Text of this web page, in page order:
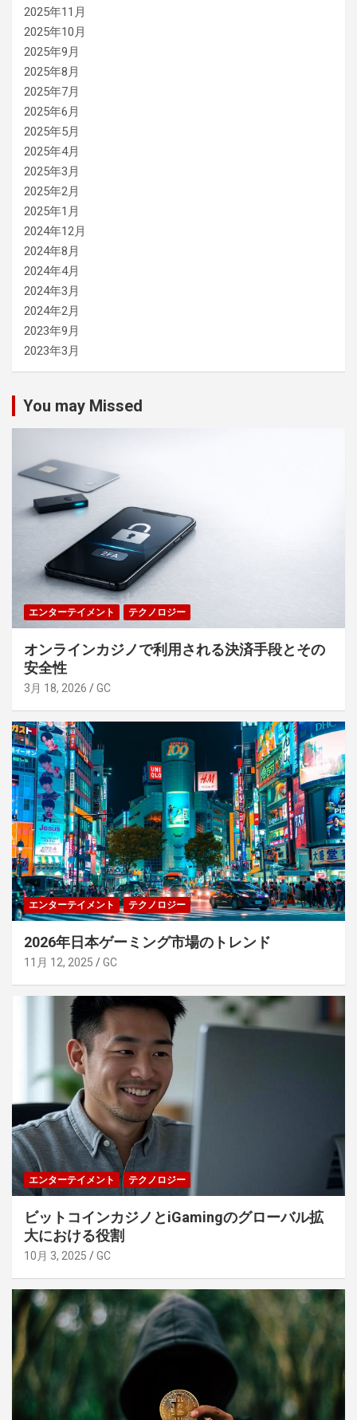
2025年11月
2025年10月
2025年9月
2025年8月
2025年7月
2025年6月
2025年5月
2025年4月
2025年3月
2025年2月
2025年1月
2024年12月
2024年8月
2024年4月
2024年3月
2024年2月
2023年9月
2023年3月
You may Missed
エンターテイメント テクノロジー
オンラインカジノで利用される決済手段とその
安全性
3月 18, 2026 GC
エンターテイメント テクノロジー
2026年日本ゲーミング市場のトレンド
11月 12, 2025 GC
エンターテイメント テクノロジー
ビットコインカジノとiGamingのグローバル拡
大における役割
10月 3, 2025 GC